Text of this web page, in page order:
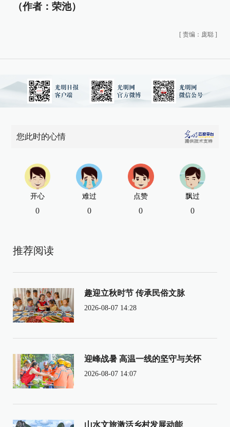
（作者：荣池）
[ 责编：庞聪 ]
您此时的心情
开心
0
难过
0
点赞
0
飘过
0
推荐阅读
趣迎立秋时节 传承民俗文脉
2026-08-07 14:28
迎峰战暑 高温一线的坚守与关怀
2026-08-07 14:07
山水文旅激活乡村发展动能